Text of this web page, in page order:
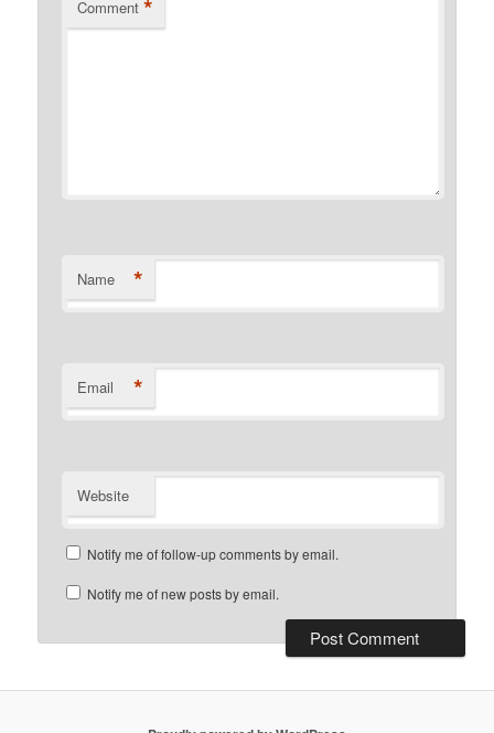
Comment *
Name *
Email *
Website
Notify me of follow-up comments by email.
Notify me of new posts by email.